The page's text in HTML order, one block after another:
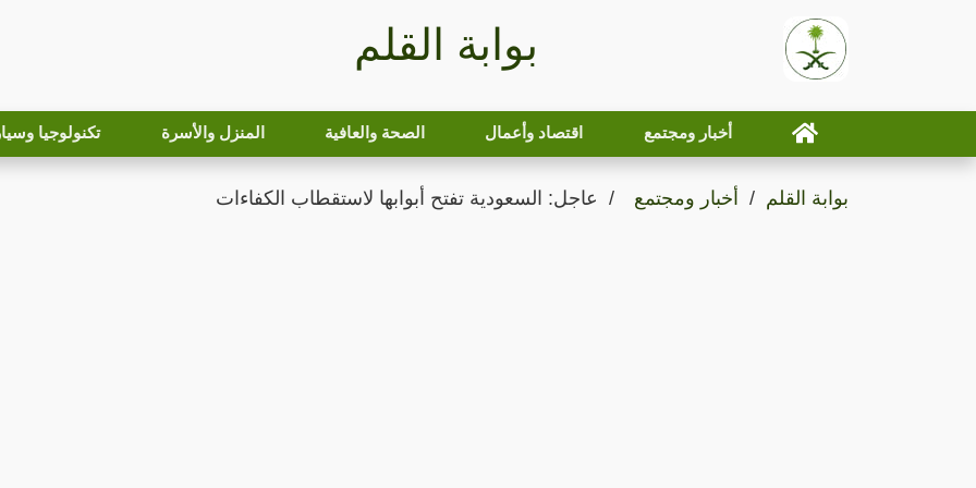
بوابة القلم
أخبار ومجتمع اقتصاد وأعمال الصحة والعافية المنزل والأسرة تكنولوجيا
بوابة القلم أخبار ومجتمع عاجل: السعودية تفتح أبوابها لاستقطاب الكفاءات